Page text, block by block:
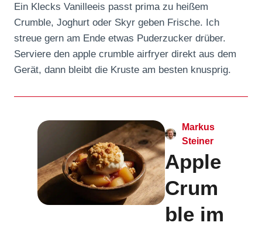
Ein Klecks Vanilleeis passt prima zu heißem
Crumble, Joghurt oder Skyr geben Frische. Ich
streue gern am Ende etwas Puderzucker drüber.
Serviere den apple crumble airfryer direkt aus dem
Gerät, dann bleibt die Kruste am besten knusprig.
Markus
Steiner
Apple
Crum
ble im